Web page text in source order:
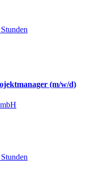
(m/w/d)